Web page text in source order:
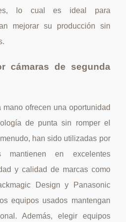
lo cual es ideal para
mejorar su producción sin
cámaras de segunda
mano ofrecen una oportunidad
de punta sin romper el
han sido utilizadas por
mantienen en excelentes
y calidad de marcas como
Design y Panasonic
equipos usados mantengan
Además, elegir equipos